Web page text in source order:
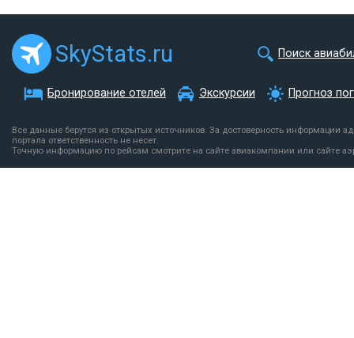
SkyStats.ru Поиск
Бронирование отелей Экскурсии Прогноз
Все данные берутся из открытых источников. За достоверность информации
портала ответственность не несет.
Точную информацию по рейсам смотрите на сайте авиакомпании или сайте